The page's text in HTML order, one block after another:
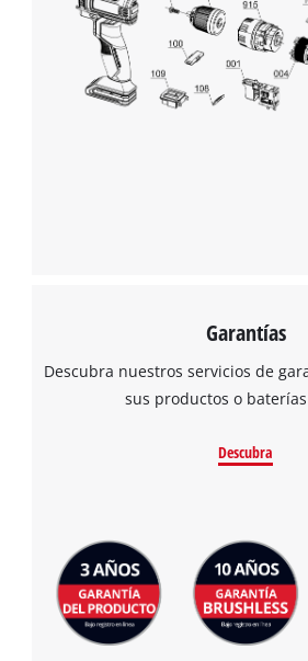
Garantías
Descubra nuestros servicios de
sus productos o
Descubra